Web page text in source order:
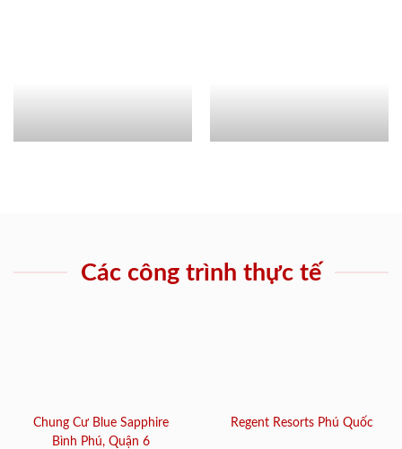
Các công trình thực tế
Chung Cư Blue Sapphire
Bình Phú, Quận 6
Regent Resorts Phú Quốc